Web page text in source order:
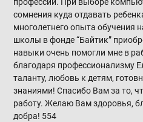
сомнения куда отдавать
многолетнего опыта обучения
школы в фонде “Байтик”
навыки очень помогли мне в
благодаря профессионализму
таланту, любовь к детям,
знаниями! Спасибо Вам за то,
работу. Желаю Вам здоровья,
добра! 554